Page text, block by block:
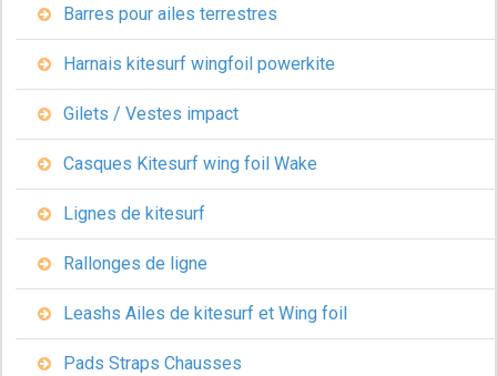
Barres pour ailes terrestres
Harnais kitesurf wingfoil powerkite
Gilets / Vestes impact
Casques Kitesurf wing foil Wake
Lignes de kitesurf
Rallonges de ligne
Leashs Ailes de kitesurf et Wing foil
Pads Straps Chausses